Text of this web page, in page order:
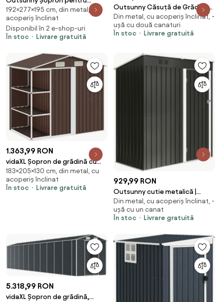
Unelte cu Acoperiș Înclinat și Uși
Glisante Duble, 277x195x192
cm, Verde Închis | Aosom
Romania
192×277×195 cm, din metal, cu
acoperiș înclinat
Disponibil în 2 e-shop-uri
În stoc
Livrare gratuită
Outsunny Căsuță de Grădină
3.6m² din Oțel Zincat cu Grile
de Ventilație, Căsuță de
Grădină cu Uși Glisante Duble
Căsuță pentru Unelte cu
Mănuși, Gri Închis | Aosom
Din metal, cu acoperiș înclinat, -
ușă cu două canaturi
În stoc
Livrare gratuită
1.363,99 RON
vidaXL Șopron de grădină cu
etajeră, maro, 205 x 130 x 183
cm, fier
183×205×130 cm, din metal, cu
acoperiș înclinat
În stoc
Livrare gratuită
929,99 RON
Outsunny cutie metalică |
Aosom Romania
Din metal, cu acoperiș înclinat, -
ușă cu un canat
În stoc
Livrare gratuită
5.318,99 RON
vidaXL Șopron de grădină,